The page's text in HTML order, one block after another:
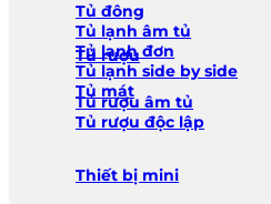
Tủ đông
Tủ lạnh âm tủ
Tủ lạnh đơn
Tủ lạnh side by side
Tủ mát
Tủ rượu
Tủ rượu âm tủ
Tủ rượu độc lập
Thiết bị mini